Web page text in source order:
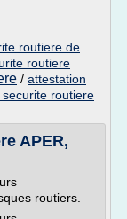
routiere de
routiere
/ attestation
routiere
APER,
routiers.